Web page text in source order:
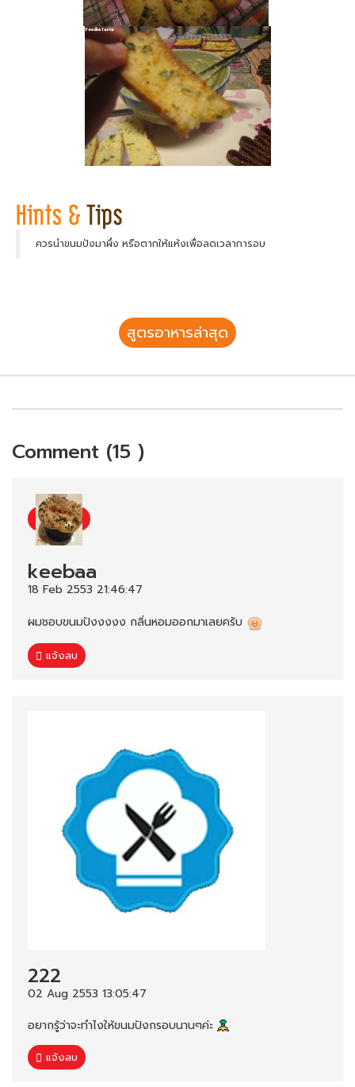
ควรนำขนมปังมาผึ่ง หรือตากให้แห้งเพื่อลดเวลาการอบ
สูตรอาหารล่าสุด
Comment (15 )
keebaa
18 Feb 2553 21:46:47
ผมชอบขนมปังงงงง กลิ่นหอมออกมาเลยครับ
แจ้งลบ
222
02 Aug 2553 13:05:47
อยากรู้ว่าจะทำไงให้ขนมปังกรอบนานๆค่ะ
แจ้งลบ